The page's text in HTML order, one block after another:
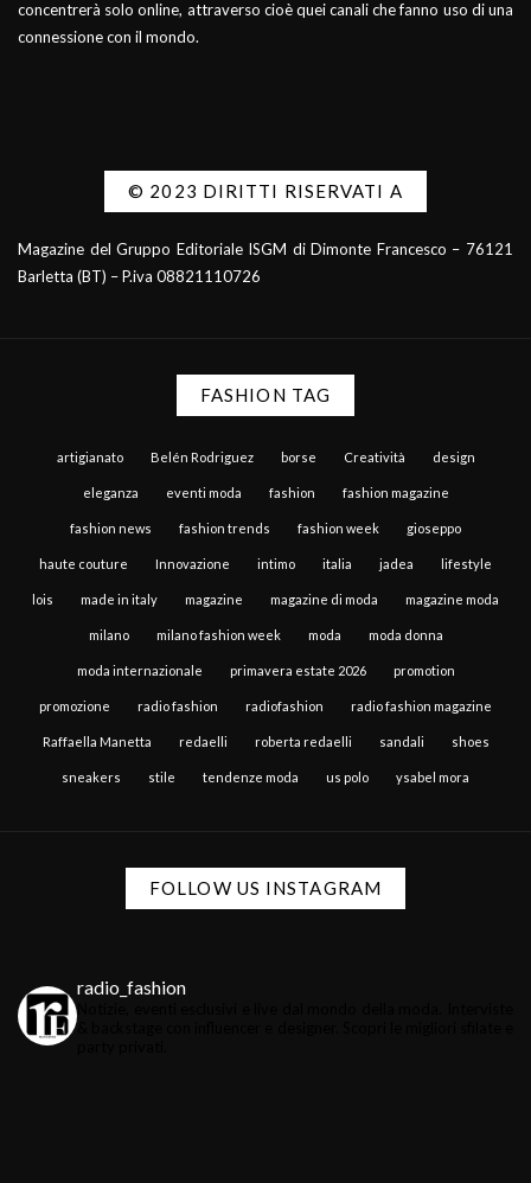
concentrerà solo online, attraverso cioè quei canali che fanno uso di una
connessione con il mondo.
© 2023 DIRITTI RISERVATI A
Magazine del Gruppo Editoriale ISGM di Dimonte Francesco – 76121
Barletta (BT) – P.iva 08821110726
FASHION TAG
artigianato Belén Rodriguez borse Creatività design
eleganza eventi moda fashion fashion magazine
fashion news fashion trends fashion week gioseppo
haute couture Innovazione intimo italia jadea lifestyle
lois made in italy magazine magazine di moda magazine moda
milano milano fashion week moda moda donna
moda internazionale primavera estate 2026 promotion
promozione radio fashion radiofashion radio fashion magazine
Raffaella Manetta redaelli roberta redaelli sandali shoes
sneakers stile tendenze moda us polo ysabel mora
FOLLOW US INSTAGRAM
radio_fashion